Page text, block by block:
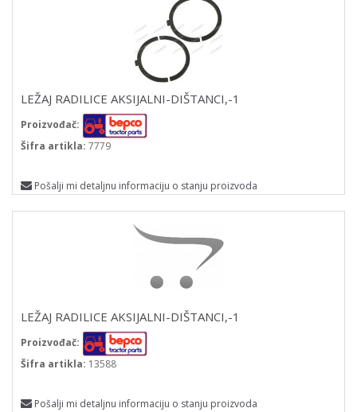
LEŽAJ RADILICE AKSIJALNI-DIŠTANCI,-1
Proizvođač:
Šifra artikla: 7779
Pošalji mi detaljnu informaciju o stanju proizvoda
LEŽAJ RADILICE AKSIJALNI-DIŠTANCI,-1
Proizvođač:
Šifra artikla: 13588
Pošalji mi detaljnu informaciju o stanju proizvoda